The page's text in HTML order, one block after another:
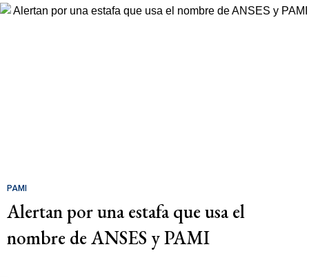
PAMI
Alertan por una estafa que usa el
nombre de ANSES y PAMI